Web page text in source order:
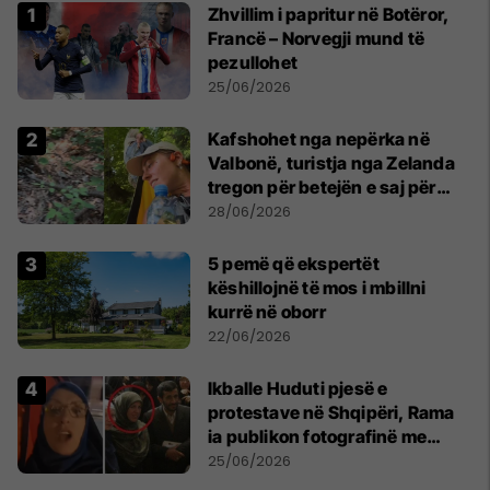
Zhvillim i papritur në Botëror,
Francë – Norvegji mund të
pezullohet
25/06/2026
Kafshohet nga nepërka në
Valbonë, turistja nga Zelanda
tregon për betejën e saj për
mbijetesë
28/06/2026
5 pemë që ekspertët
këshillojnë të mos i mbillni
kurrë në oborr
22/06/2026
Ikballe Huduti pjesë e
protestave në Shqipëri, Rama
ia publikon fotografinë me
Ahmadinejadin e Iranit
25/06/2026